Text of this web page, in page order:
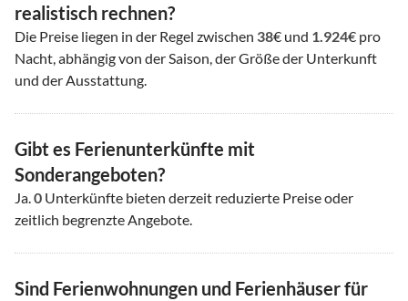
realistisch rechnen?
Die Preise liegen in der Regel zwischen 38€ und 1.924€ pro
Nacht, abhängig von der Saison, der Größe der Unterkunft
und der Ausstattung.
Gibt es Ferienunterkünfte mit
Sonderangeboten?
Ja.0 Unterkünfte bieten derzeit reduzierte Preise oder
zeitlich begrenzte Angebote.
Sind Ferienwohnungen und Ferienhäuser für